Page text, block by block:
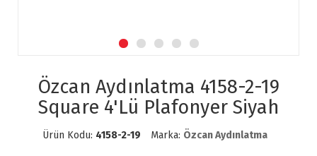
Özcan Aydınlatma 4158-2-19
Square 4'Lü Plafonyer Siyah
Ürün Kodu: 4158-2-19 Marka: Özcan Aydınlatma